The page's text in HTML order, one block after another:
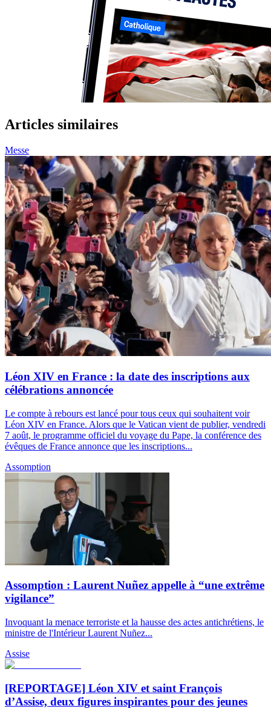
Articles similaires
Messe
Léon XIV en France : la date des inscriptions aux
célébrations annoncée
Le compte à rebours est lancé pour tous ceux qui souhaitent voir
Léon XIV en France. Alors que le Vatican vient de publier, vendredi
7 août, le programme officiel du voyage du Pape, la conférence des
évêques de France annonce que les inscriptions...
Assomption
Assomption : Laurent Nuñez appelle à “une extrême
vigilance”
Invoquant la menace terroriste et la hausse des actes antichrétiens, le
ministre de l'Intérieur Laurent Nuñez...
Assise
[REPORTAGE] Léon XIV et saint François
d’Assise, deux figures inspirantes pour des jeunes